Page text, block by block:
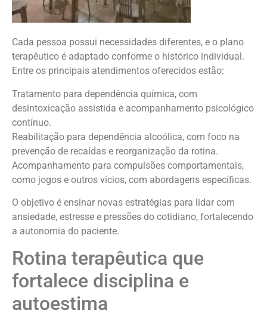
Cada pessoa possui necessidades diferentes, e o plano
terapêutico é adaptado conforme o histórico individual.
Entre os principais atendimentos oferecidos estão:
Tratamento para dependência química, com
desintoxicação assistida e acompanhamento psicológico
contínuo.
Reabilitação para dependência alcoólica, com foco na
prevenção de recaídas e reorganização da rotina.
Acompanhamento para compulsões comportamentais,
como jogos e outros vícios, com abordagens específicas.
O objetivo é ensinar novas estratégias para lidar com
ansiedade, estresse e pressões do cotidiano, fortalecendo
a autonomia do paciente.
Rotina terapêutica que
fortalece disciplina e
autoestima